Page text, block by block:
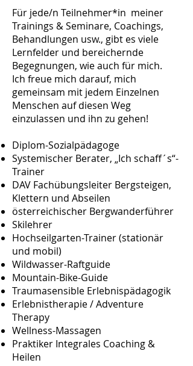
Für jede/n Teilnehmer*in meiner
Trainings & Seminare, Coachings,
Behandlungen usw., gibt es viele
Lernfelder und bereichernde
Begegnungen, wie auch für mich.
Ich freue mich darauf, mich
gemeinsam mit jedem Einzelnen
Menschen auf diesen Weg
einzulassen und ihn zu gehen!
Diplom-Sozialpädagoge
Systemischer Berater, „Ich schaff´s“-
Trainer
DAV Fachübungsleiter Bergsteigen,
Klettern und Abseilen
österreichischer Bergwanderführer
Skilehrer
Hochseilgarten-Trainer (stationär
und mobil)
Wildwasser-Raftguide
Mountain-Bike-Guide
Traumasensible Erlebnispädagogik
Erlebnistherapie / Adventure
Therapy
Wellness-Massagen
Praktiker Integrales Coaching &
Heilen